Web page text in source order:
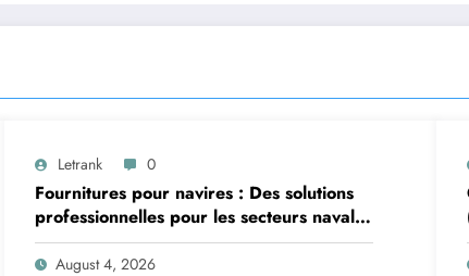
Letrank 0
Fournitures pour navires : Des solutions
professionnelles pour les secteurs naval
et offshore
August 4, 2026